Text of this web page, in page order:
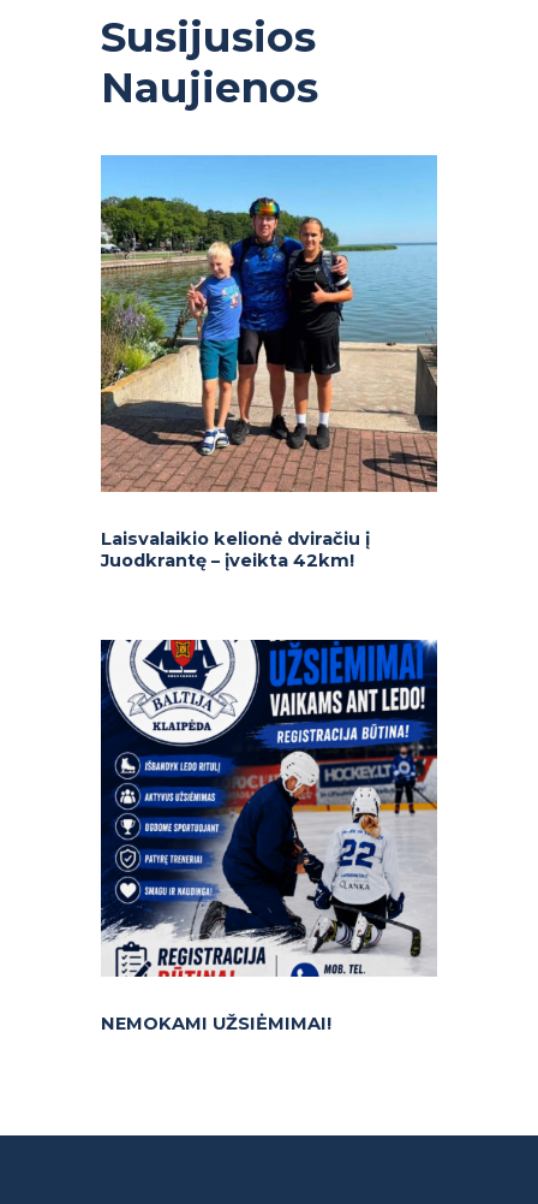
Susijusios
Naujienos
Laisvalaikio kelionė dviračiu į
Juodkrantę – įveikta 42km!
NEMOKAMI UŽSIĖMIMAI!